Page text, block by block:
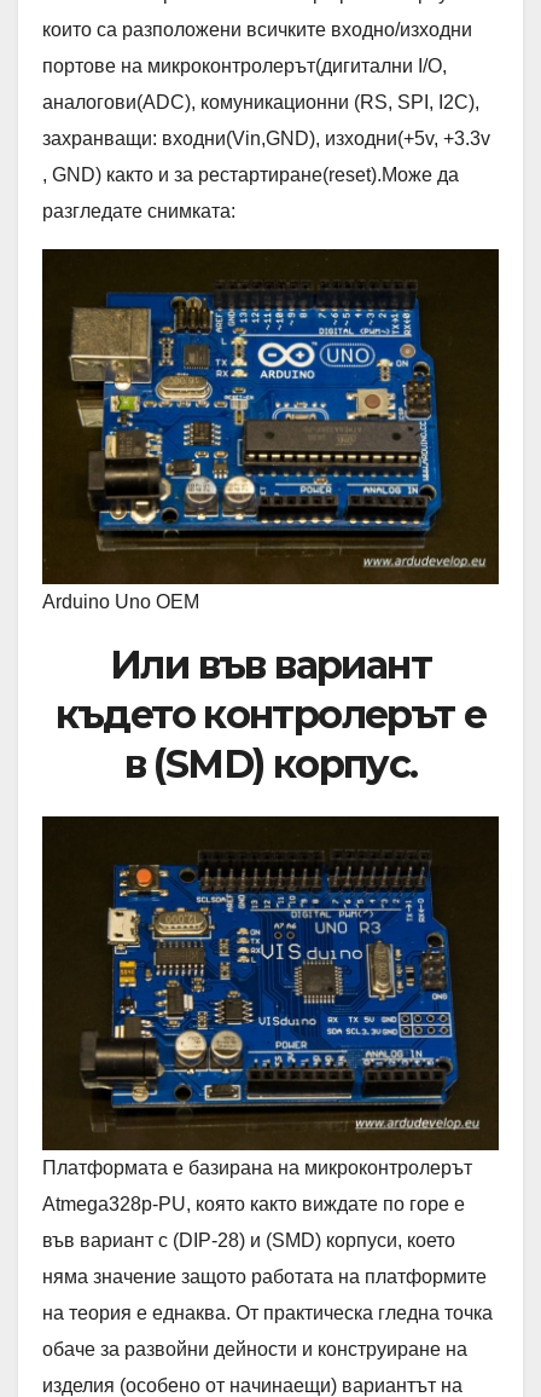
които са разположени всичките входно/изходни
портове на микроконтролерът(дигитални I/O,
аналогови(ADC), комуникационни (RS, SPI, I2C),
захранващи: входни(Vin,GND), изходни(+5v, +3.3v
, GND) както и за рестартиране(reset).Може да
разгледате снимката:
Arduino Uno ОЕМ
Или във вариант
където контролерът е
в (SMD) корпус.
Платформата е базирана на микроконтролерът
Atmega328p-PU, която както виждате по горе е
във вариант с (DIP-28) и (SMD) корпуси, което
няма значение защото работата на платформите
на теория е еднаква. От практическа гледна точка
обаче за развойни дейности и конструиране на
изделия (особено от начинаещи) вариантът на